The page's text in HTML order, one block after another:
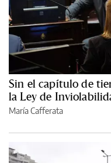
Sin el capítulo de
la Ley de
María Cafferata